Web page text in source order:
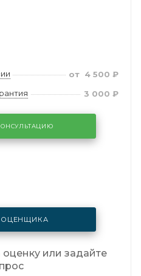
от 4 500 ₽
3 000 ₽
ОЦЕНЩИКА
или задайте